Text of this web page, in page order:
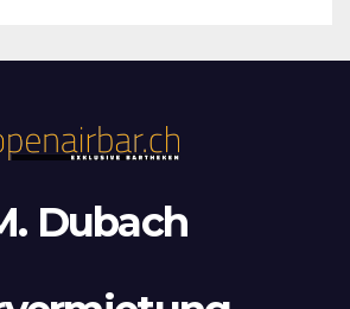
Dubach